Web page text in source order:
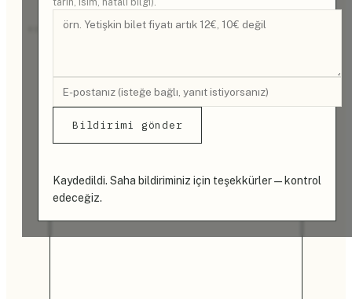
Bildirimi gönder
Kaydedildi. Saha bildiriminiz için teşekkürler — kontrol
edeceğiz.
REKLAM